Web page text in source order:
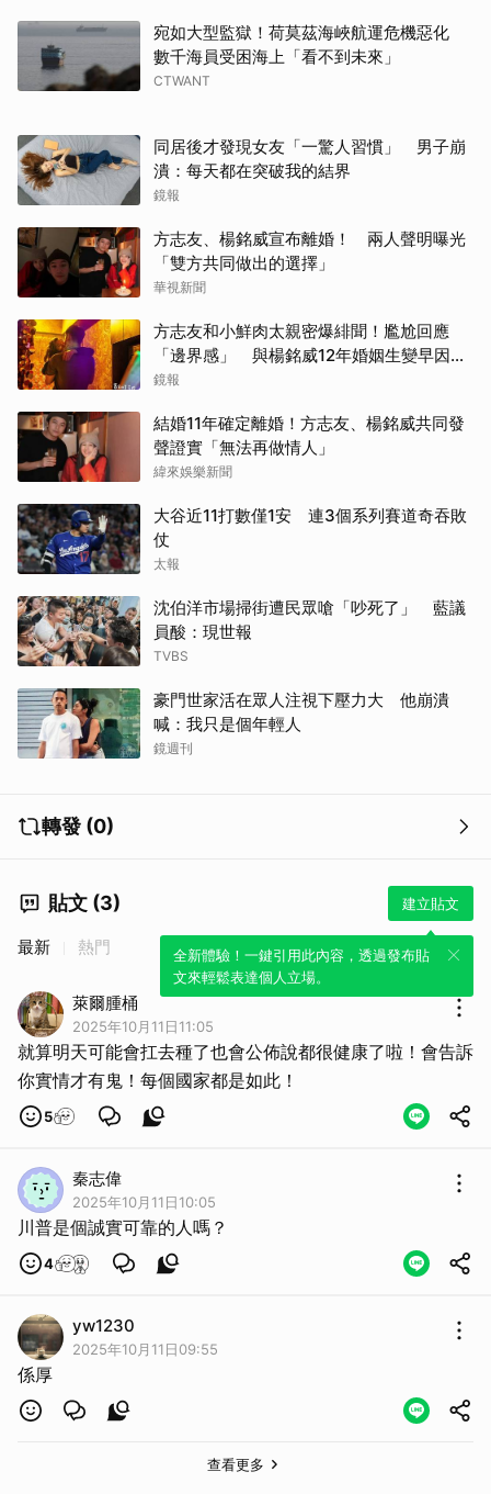
宛如大型監獄！荷莫茲海峽航運危機惡化
數千海員受困海上「看不到未來」
CTWANT
同居後才發現女友「一驚人習慣」 男子崩
潰：每天都在突破我的結界
鏡報
方志友、楊銘威宣布離婚！ 兩人聲明曝光
「雙方共同做出的選擇」
華視新聞
方志友和小鮮肉太親密爆緋聞！尷尬回應
「邊界感」 與楊銘威12年婚姻生變早因
「這問題」洩端倪
鏡報
結婚11年確定離婚！方志友、楊銘威共同發
聲證實「無法再做情人」
緯來娛樂新聞
大谷近11打數僅1安 連3個系列賽道奇吞敗
仗
太報
沈伯洋市場掃街遭民眾嗆「吵死了」 藍議
員酸：現世報
TVBS
豪門世家活在眾人注視下壓力大 他崩潰
喊：我只是個年輕人
鏡週刊
轉發 (0)
貼文 (3) 建立貼文
全新體驗！一鍵引用此內容，透過發布貼
文來輕鬆表達個人立場。
最新 熱門
萊爾腫桶
2025年10月11日11:05
就算明天可能會扛去種了也會公佈說都很健康了啦！會告訴
你實情才有鬼！每個國家都是如此！
5
秦志偉
2025年10月11日10:05
川普是個誠實可靠的人嗎？
4
yw1230
2025年10月11日09:55
係厚
查看更多